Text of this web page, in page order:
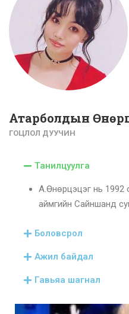
Атарболдын
ГОЦЛОЛ ДУУЧИН
Танилцуулга
А.Өнөрцэцэг нь 1992
аймгийн Сайншанд
Боловсрол
Ажил байдал
Гавьяа шагнал